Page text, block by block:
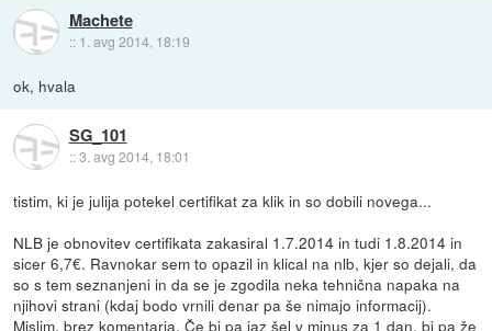
Machete
:: 1. avg 2014, 18:19
ok, hvala
SG_101
::3. avg 2014, 18:01
tistim, ki je julija potekel certifikat za klik in so dobili novega...
NLB je obnovitev certifikata zakasiral 1.7.2014 in tudi 1.8.2014 in
sicer 6,7€. Ravnokar sem to opazil in klical na nlb, kjer so dejali, da
so s tem seznanjeni in da se je zgodila neka tehnična napaka na
njihovi strani (kdaj bodo vrnili denar pa še nimajo informacij).
Mislim, brez komentarja. Če bi pa jaz šel v minus za 1 dan, bi pa že